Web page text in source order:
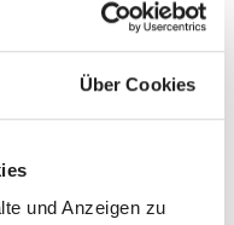
Über Cookies
und Anzeigen zu